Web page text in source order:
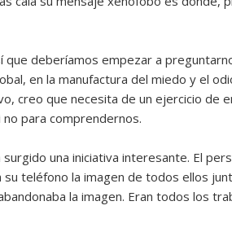
que deberíamos empezar a
en la manufactura del miedo y el
creo que necesita de un ejercicio de
para comprendernos.
una iniciativa interesante. El
teléfono la imagen de todos ellos
la imagen. Eran todos los